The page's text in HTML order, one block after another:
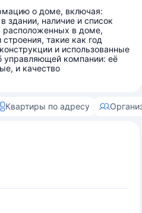
о доме, включая:
здании, наличие и список
расположенных в доме,
такие как год
и использованные
компании: её
и качество
Квартиры по адресу